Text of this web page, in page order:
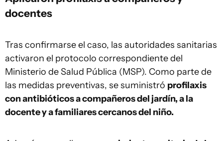
docentes
Tras confirmarse el caso, las autoridades sanitarias
activaron el protocolo correspondiente del
Ministerio de Salud Pública (MSP). Como parte de
las medidas preventivas, se suministró profilaxis
con antibióticos a compañeros del jardín, a la
docente y a familiares cercanos del niño.